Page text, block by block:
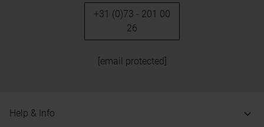
+31 (0)73 - 201 00
26
[email protected]
Help & Info